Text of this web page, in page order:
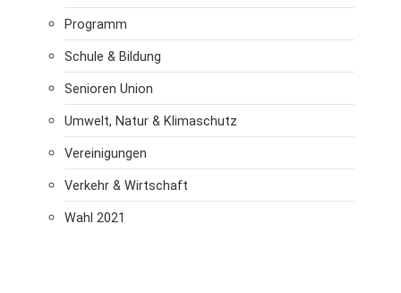
Programm
Schule & Bildung
Senioren Union
Umwelt, Natur & Klimaschutz
Vereinigungen
Verkehr & Wirtschaft
Wahl 2021